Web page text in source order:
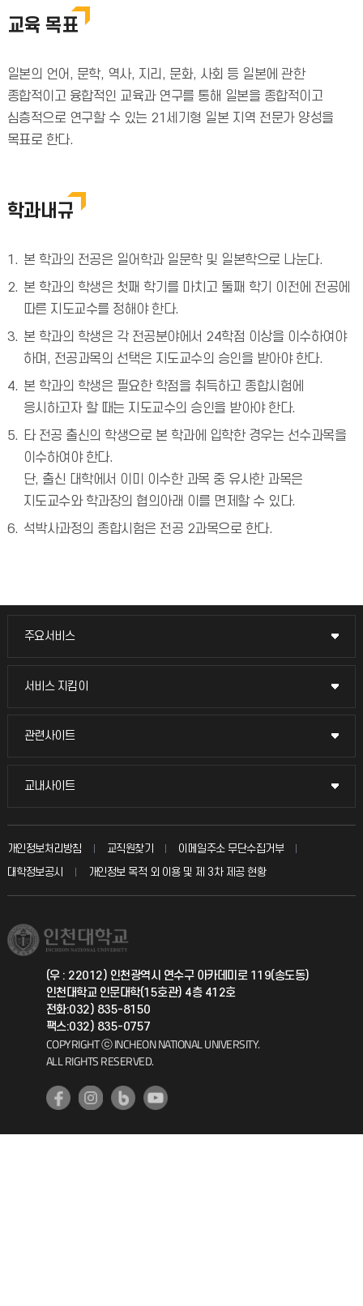
교육 목표
일본의 언어, 문학, 역사, 지리, 문화, 사회 등 일본에 관한
종합적이고 융합적인 교육과 연구를 통해 일본을 종합적이고
심층적으로 연구할 수 있는 21세기형 일본 지역 전문가 양성을
목표로 한다.
학과내규
본 학과의 전공은 일어학과 일문학 및 일본학으로 나눈다.
본 학과의 학생은 첫째 학기를 마치고 둘째 학기 이전에 전공에
따른 지도교수를 정해야 한다.
본 학과의 학생은 각 전공분야에서 24학점 이상을 이수하여야
하며, 전공과목의 선택은 지도교수의 승인을 받아야 한다.
본 학과의 학생은 필요한 학점을 취득하고 종합시험에
응시하고자 할 때는 지도교수의 승인을 받아야 한다.
타 전공 출신의 학생으로 본 학과에 입학한 경우는 선수과목을
이수하여야 한다.
단, 출신 대학에서 이미 이수한 과목 중 유사한 과목은
지도교수와 학과장의 협의아래 이를 면제할 수 있다.
석박사과정의 종합시험은 전공 2과목으로 한다.
주요서비스
주요서비스
교무회의방송
입학안내
취업정보(학생)
서비스 지킴이
서비스 지킴이
묻고 답하기
칭찬마당
학생서비스 지킴이
관련사이트
관련사이트
국방헬프콜
총동문회
교내사이트
교내사이트
교수회
교육혁신본부
국제지원과
공자아카데미
기초교육원
개인정보처리방침 교직원찾기
이메일주소 무단수집거부
대학정보공시
개인정보 목적 외 이용 및 제 3차 제공 현황
(우 : 22012) 인천광역시 연수구 아카데미로 119(송도동)
인천대학교 인문대학(15호관) 4층 412호
전화:032) 835-8150
팩스:032) 835-0757
COPYRIGHT ⓒ INCHEON NATIONAL UNIVERSITY.
ALL RIGHTS RESERVED.